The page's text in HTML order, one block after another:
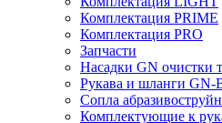
Комплектация PRIME
Комплектация PRO
Запчасти
Насадки GN очистки
Рукава и шланги GN-
Сопла
Комплектующие к